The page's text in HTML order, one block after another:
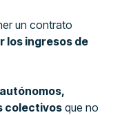
un contrato
los ingresos de
autónomos,
colectivos que no